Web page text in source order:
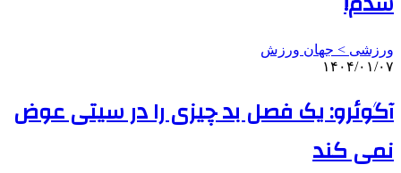
ورزشی > جهان ورزش
۱۴۰۴/۰۱/۰۷
آگوئرو: یک فصل بد چیزی را در سیتی عوض
نمی کند